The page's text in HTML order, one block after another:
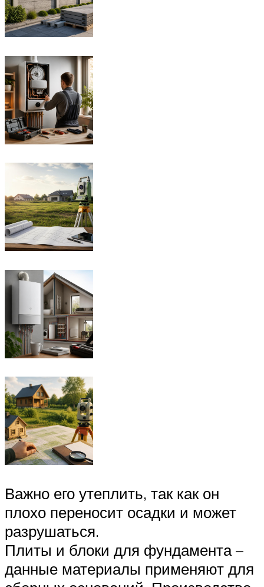
Важно его утеплить, так как он
плохо переносит осадки и может
разрушаться.
Плиты и блоки для фундамента –
данные материалы применяют для